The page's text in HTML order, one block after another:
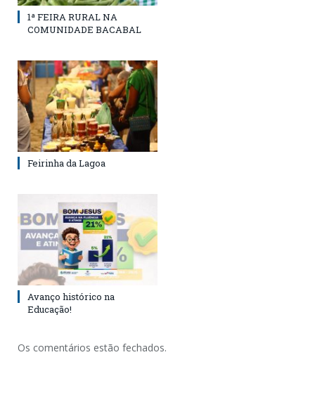
1ª FEIRA RURAL NA
COMUNIDADE BACABAL
Feirinha da Lagoa
Avanço histórico na
Educação!
Os comentários estão fechados.